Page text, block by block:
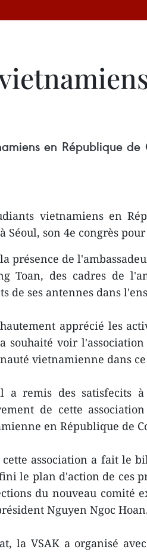
en République
vietnamiens en
Séoul, son 4e congrès
présence de
Toan, des cadres de
de ses antennes dans
apprécié les
souhaité voir
vietnamienne dans ce
a remis des satisfecits à
de cette
en République de
cette association a fait le
le plan d'action de ces
du nouveau comité
Nguyen Ngoc
la VSAK a organisé